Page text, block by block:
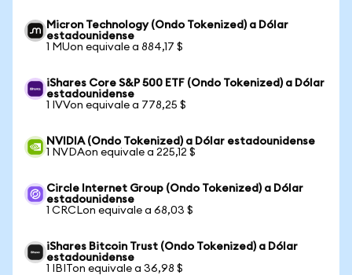
Micron Technology (Ondo Tokenized) a Dólar
estadounidense
1 MUon equivale a 884,17 $
iShares Core S&P 500 ETF (Ondo Tokenized) a Dólar
estadounidense
1 IVVon equivale a 778,25 $
NVIDIA (Ondo Tokenized) a Dólar estadounidense
1 NVDAon equivale a 225,12 $
Circle Internet Group (Ondo Tokenized) a Dólar
estadounidense
1 CRCLon equivale a 68,03 $
iShares Bitcoin Trust (Ondo Tokenized) a Dólar
estadounidense
1 IBITon equivale a 36,98 $